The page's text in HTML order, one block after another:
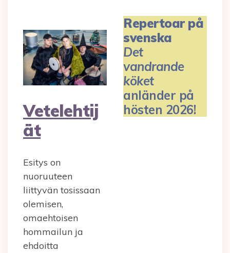
Vetelehtij
ät
Esitys on
nuoruuteen
liittyvän tosissaan
olemisen,
omaehtoisen
hommailun ja
ehdoitta
Repertoar på
svenska
Det
vandrande
köket
anländer på
hösten 2026!